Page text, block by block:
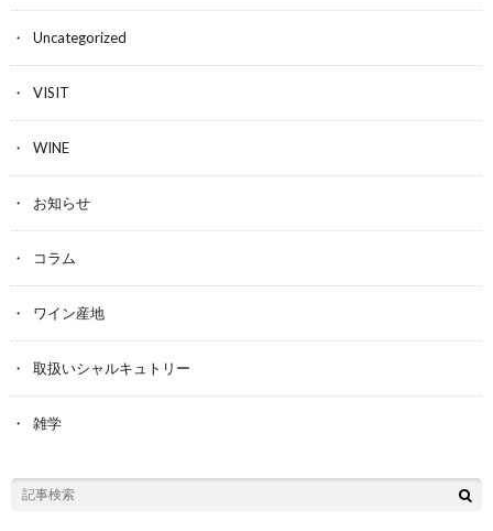
Uncategorized
VISIT
WINE
お知らせ
コラム
ワイン産地
取扱いシャルキュトリー
雑学